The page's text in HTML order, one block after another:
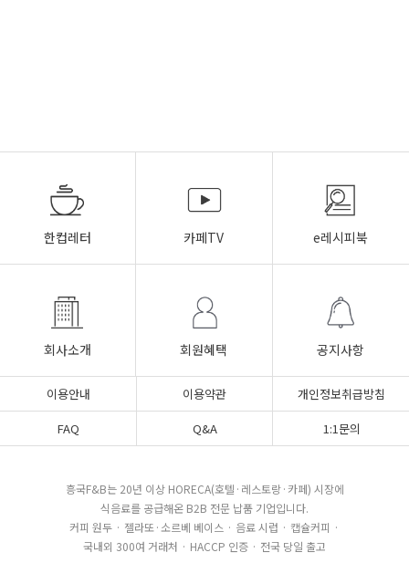
한컵레터 카페TV e레시피북
회사소개 회원혜택 공지사항
이용안내 이용약관
개인정보취급방침
FAQ
Q&A 1:1문의
흥국F&B는 20년 이상 HORECA(호텔·레스토랑·카페) 시장에
식음료를 공급해온 B2B 전문 납품 기업입니다.
커피 원두 · 젤라또·소르베 베이스 · 음료 시럽 · 캡슐커피 ·
국내외 300여 거래처 · HACCP 인증 · 전국 당일 출고